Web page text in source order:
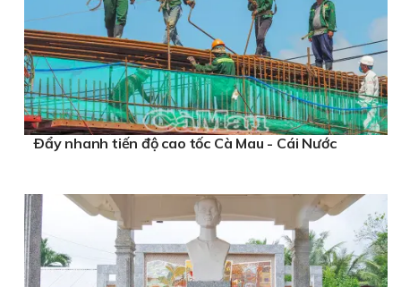
Ðẩy nhanh tiến độ cao tốc Cà Mau - Cái Nước